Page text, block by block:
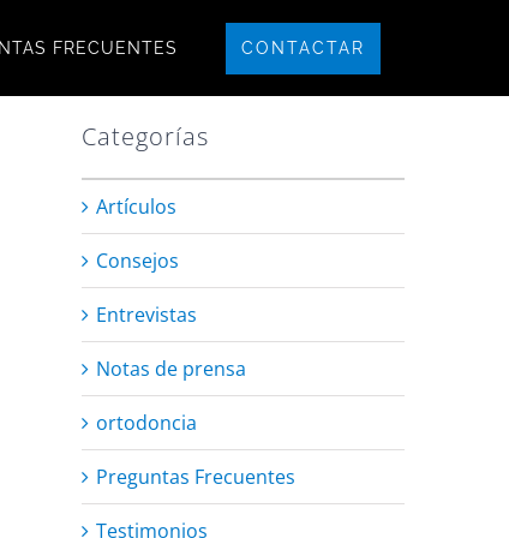
FRECUENTES CONTACTAR
Categorías
Artículos
Consejos
Entrevistas
Notas de prensa
ortodoncia
Preguntas Frecuentes
Testimonios